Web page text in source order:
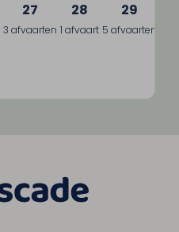
27
3 afvaarten
28
1 afvaart
29
5 afvaarten